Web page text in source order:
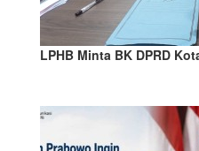
LPHB Minta BK DPRD